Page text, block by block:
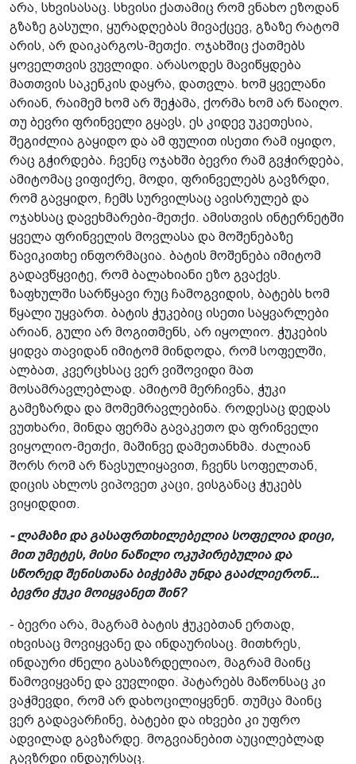
არა, სხვისასაც. სხვისი ქათამიც რომ ვნახო ეზოდან
გზაზე გასული, ყურადღებას მივაქცევ, გზაზე რატომ
არის, არ დაიკარგოს-მეთქი. ოჯახშიც ქათმებს
ყოველთვის ვუვლიდი. არასოდეს მავიწყდება
მათთვის საკენკის დაყრა, დათვლა. ხომ ყველანი
არიან, რაიმემ ხომ არ შეჭამა, ქორმა ხომ არ წაიღო.
თუ ბევრი ფრინველი გყავს, ეს კიდევ უკეთესია,
შეგიძლია გაყიდო და ამ ფულით ისეთი რამ იყიდო,
რაც გჭირდება. ჩვენც ოჯახში ბევრი რამ გვჭირდება,
ამიტომაც ვიფიქრე, მოდი, ფრინველებს გავზრდი,
რომ გავყიდო, ჩემს სურვილსაც ავისრულებ და
ოჯახსაც დავეხმარები-მეთქი. ამისთვის ინტერნეტში
ყველა ფრინველის მოვლასა და მოშენებაზე
წავიკითხე ინფორმაცია. ბატის მოშენება იმიტომ
გადავწყვიტე, რომ ბალახიანი ეზო გვაქვს.
ზაფხულში სარწყავი რუც ჩამოგვიდის, ბატებს ხომ
წყალი უყვართ. ბატის ჭუკებიც ისეთი საყვარლები
არიან, გული არ მოგითმენს, არ იყოლიო. ჭუკების
ყიდვა თავიდან იმიტომ მინდოდა, რომ სოფელში,
ალბათ, კვერცხსაც ვერ ვიშოვიდი მათ
მოსამრავლებლად. ამიტომ მერჩივნა, ჭუკი
გამეზარდა და მომემრავლებინა. როდესაც დედას
ვუთხარი, მინდა ფერმა გავაკეთო და ფრინველი
ვიყოლიო-მეთქი, მაშინვე დამეთანხმა. ძალიან
შორს რომ არ წავსულიყავით, ჩვენს სოფელთან,
დიცის ახლოს ვიპოვეთ კაცი, ვისგანაც ჭუკებს
ვიყიდდით.
- ლამაზი და გასაფრთხილებელია სოფელია დიცი,
მით უმეტეს, მისი ნაწილი ოკუპირებულია და
სწორედ შენისთანა ბიჭებმა უნდა გააძლიერონ...
ბევრი ჭუკი მოიყვანეთ შინ?
- ბევრი არა, მაგრამ ბატის ჭუკებთან ერთად,
იხვისაც მოვიყვანე და ინდაურისაც. მითხრეს,
ინდაური ძნელი გასაზრდელიაო, მაგრამ მაინც
წამოვიყვანე და ვუვლიდი. პატარებს მაწონსაც კი
ვაჭმევდი, რომ არ დახოცილიყვნენ. თუმცა მაინც
ვერ გადავარჩინე, ბატები და იხვები კი უფრო
ადვილად გავზარდე. მოგვიანებით აუცილებლად
გავზრდი ინდაურსაც.